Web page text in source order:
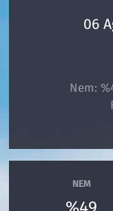
06
Nem:
NEM